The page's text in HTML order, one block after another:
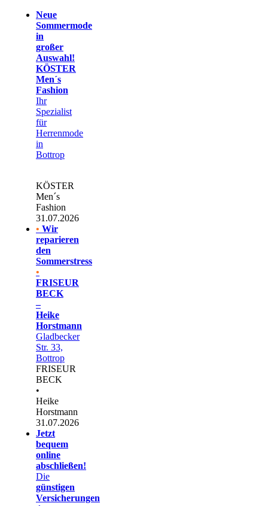
Neue
Sommermode
in
großer
Auswahl!
KÖSTER
Men´s
Fashion
Ihr
Spezialist
für
Herrenmode
in
Bottrop
KÖSTER
Men´s
Fashion
31.07.2026
• Wir
reparieren
den
Sommerstress
•
FRISEUR
BECK
–
Heike
Horstmann
Gladbecker
Str. 33,
Bottrop
FRISEUR
BECK
•
Heike
Horstmann
31.07.2026
Jetzt
bequem
online
abschließen!
Die
günstigen
Versicherungen